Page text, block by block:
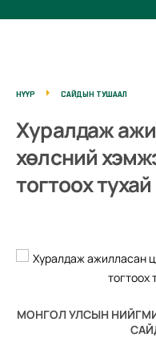
НҮҮР САЙДЫН ТУШААЛ
Хуралдаж
хөлсний
тогтоох
МОНГОЛ УЛСЫН